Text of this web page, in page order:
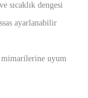
sıcaklık dengesi
ayarlanabilir
mimarilerine uyum